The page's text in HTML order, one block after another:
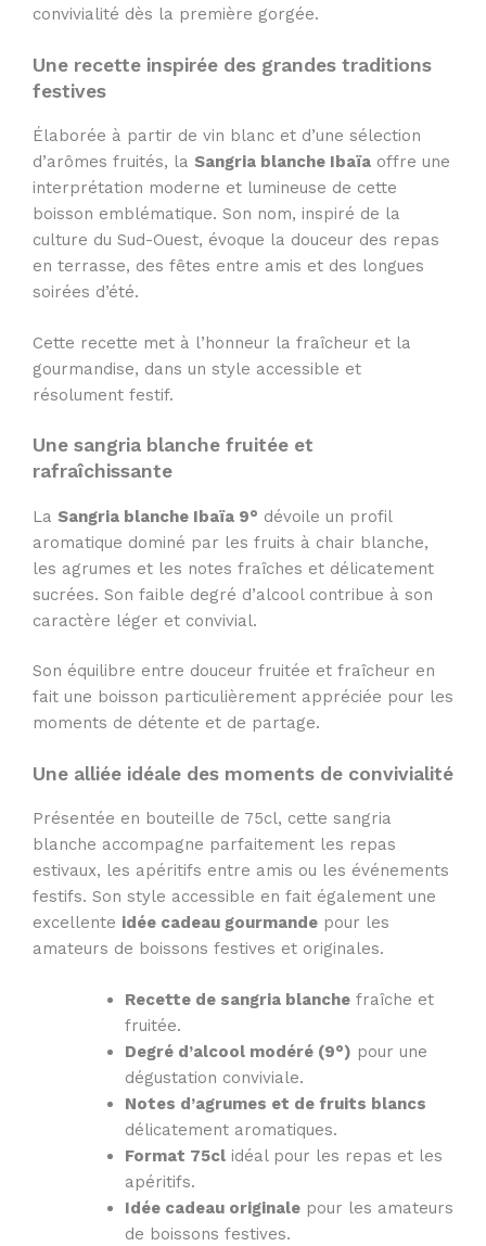
convivialité dès la première gorgée.
Une recette inspirée des grandes traditions
festives
Élaborée à partir de vin blanc et d’une sélection
d’arômes fruités, la Sangria blanche Ibaïa offre une
interprétation moderne et lumineuse de cette
boisson emblématique. Son nom, inspiré de la
culture du Sud-Ouest, évoque la douceur des repas
en terrasse, des fêtes entre amis et des longues
soirées d’été.
Cette recette met à l’honneur la fraîcheur et la
gourmandise, dans un style accessible et
résolument festif.
Une sangria blanche fruitée et
rafraîchissante
La Sangria blanche Ibaïa 9° dévoile un profil
aromatique dominé par les fruits à chair blanche,
les agrumes et les notes fraîches et délicatement
sucrées. Son faible degré d’alcool contribue à son
caractère léger et convivial.
Son équilibre entre douceur fruitée et fraîcheur en
fait une boisson particulièrement appréciée pour les
moments de détente et de partage.
Une alliée idéale des moments de convivialité
Présentée en bouteille de 75cl, cette sangria
blanche accompagne parfaitement les repas
estivaux, les apéritifs entre amis ou les événements
festifs. Son style accessible en fait également une
excellente idée cadeau gourmande pour les
amateurs de boissons festives et originales.
Recette de sangria blanche fraîche et
fruitée.
Degré d’alcool modéré (9°) pour une
dégustation conviviale.
Notes d’agrumes et de fruits blancs
délicatement aromatiques.
Format 75cl idéal pour les repas et les
apéritifs.
Idée cadeau originale pour les amateurs
de boissons festives.